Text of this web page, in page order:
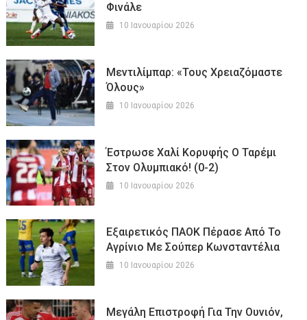
Φινάλε
10 Ιανουαρίου 2026
Μεντιλίμπαρ: «Τους Χρειαζόμαστε
Όλους»
10 Ιανουαρίου 2026
Έστρωσε Χαλί Κορυφής Ο Ταρέμι
Στον Ολυμπιακό! (0-2)
10 Ιανουαρίου 2026
Εξαιρετικός ΠΑΟΚ Πέρασε Από Το
Αγρίνιο Με Σούπερ Κωνσταντέλια
10 Ιανουαρίου 2026
Μεγάλη Επιστροφή Για Την Ουνιόν,